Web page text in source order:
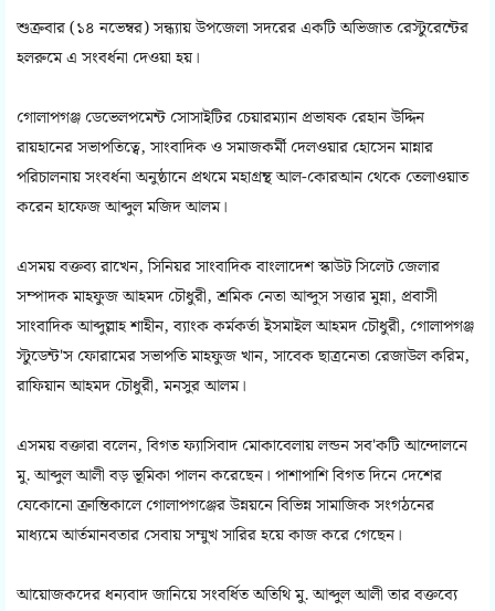
শুক্রবার (১৪ নভেম্বর) সন্ধ্যায় উপজেলা সদরের একটি অভিজাত রেস্টুরেন্টের
হলরুমে এ সংবর্ধনা দেওয়া হয়।
গোলাপগঞ্জ ডেভেলপমেন্ট সোসাইটির চেয়ারম্যান প্রভাষক রেহান উদ্দিন
রায়হানের সভাপতিত্বে, সাংবাদিক ও সমাজকর্মী দেলওয়ার হোসেন মান্নার
পরিচালনায় সংবর্ধনা অনুষ্ঠানে প্রথমে মহাগ্রন্থ আল-কোরআন থেকে তেলাওয়াত
করেন হাফেজ আব্দুল মজিদ আলম।
এসময় বক্তব্য রাখেন, সিনিয়র সাংবাদিক বাংলাদেশ স্কাউট সিলেট জেলার
সম্পাদক মাহফুজ আহমদ চৌধুরী, শ্রমিক নেতা আব্দুস সত্তার মুন্না, প্রবাসী
সাংবাদিক আব্দুল্লাহ শাহীন, ব্যাংক কর্মকর্তা ইসমাইল আহমদ চৌধুরী, গোলাপগঞ্জ
স্টুডেন্ট'স ফোরামের সভাপতি মাহফুজ খান, সাবেক ছাত্রনেতা রেজাউল করিম,
রাফিয়ান আহমদ চৌধুরী, মনসুর আলম।
এসময় বক্তারা বলেন, বিগত ফ্যাসিবাদ মোকাবেলায় লন্ডন সব'কটি আন্দোলনে
মু. আব্দুল আলী বড় ভূমিকা পালন করেছেন। পাশাপাশি বিগত দিনে দেশের
যেকোনো ক্রান্তিকালে গোলাপগঞ্জের উন্নয়নে বিভিন্ন সামাজিক সংগঠনের
মাধ্যমে আর্তমানবতার সেবায় সম্মুখ সারির হয়ে কাজ করে গেছেন।
আয়োজকদের ধন্যবাদ জানিয়ে সংবর্ধিত অতিথি মু. আব্দুল আলী তার বক্তব্যে